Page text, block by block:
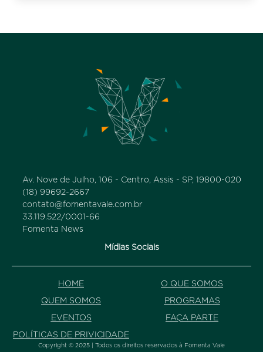
Av. Nove de Julho, 106 - Centro, Assis - SP, 19800-020
(18) 99692-2667
contato@fomentavale.com.br
33.119.522/0001-66
Fomenta News
Mídias Sociais
HOME O QUE SOMOS
QUEM SOMOS PROGRAMAS
EVENTOS FAÇA PARTE
POLÍTICAS DE PRIVICIDADE
Copyright © 2025 | Todos os direitos reservados à Fomenta Vale